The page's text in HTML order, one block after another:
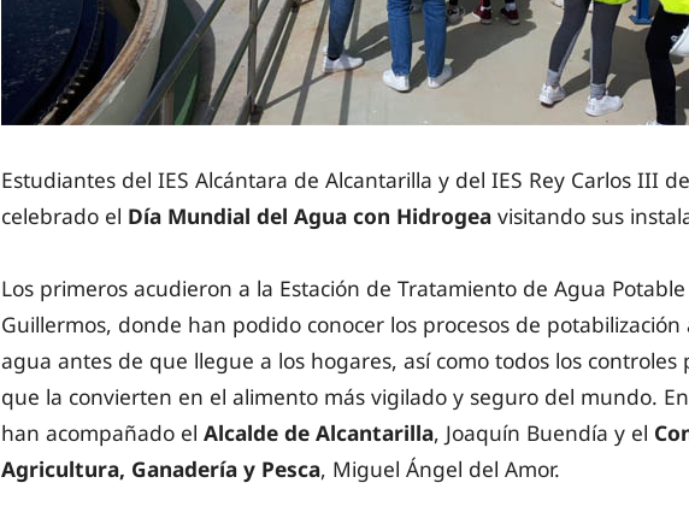
Estudiantes del IES Alcántara de Alcantarilla y del IES Rey Carlos III
celebrado el Día Mundial del Agua con Hidrogea visitando sus
Los primeros acudieron a la Estación de Tratamiento de Agua Potable
Guillermos, donde han podido conocer los procesos de potabilización
agua antes de que llegue a los hogares, así como todos los controles
que la convierten en el alimento más vigilado y seguro del mundo.
han acompañado el Alcalde de Alcantarilla, Joaquín Buendía y el
Agricultura, Ganadería y Pesca, Miguel Ángel del Amor.